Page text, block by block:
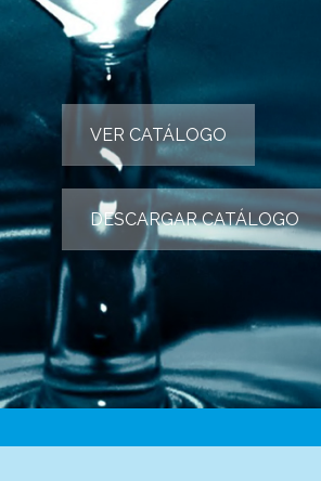
VER CATÁLOGO
DESCARGAR CATÁLOGO